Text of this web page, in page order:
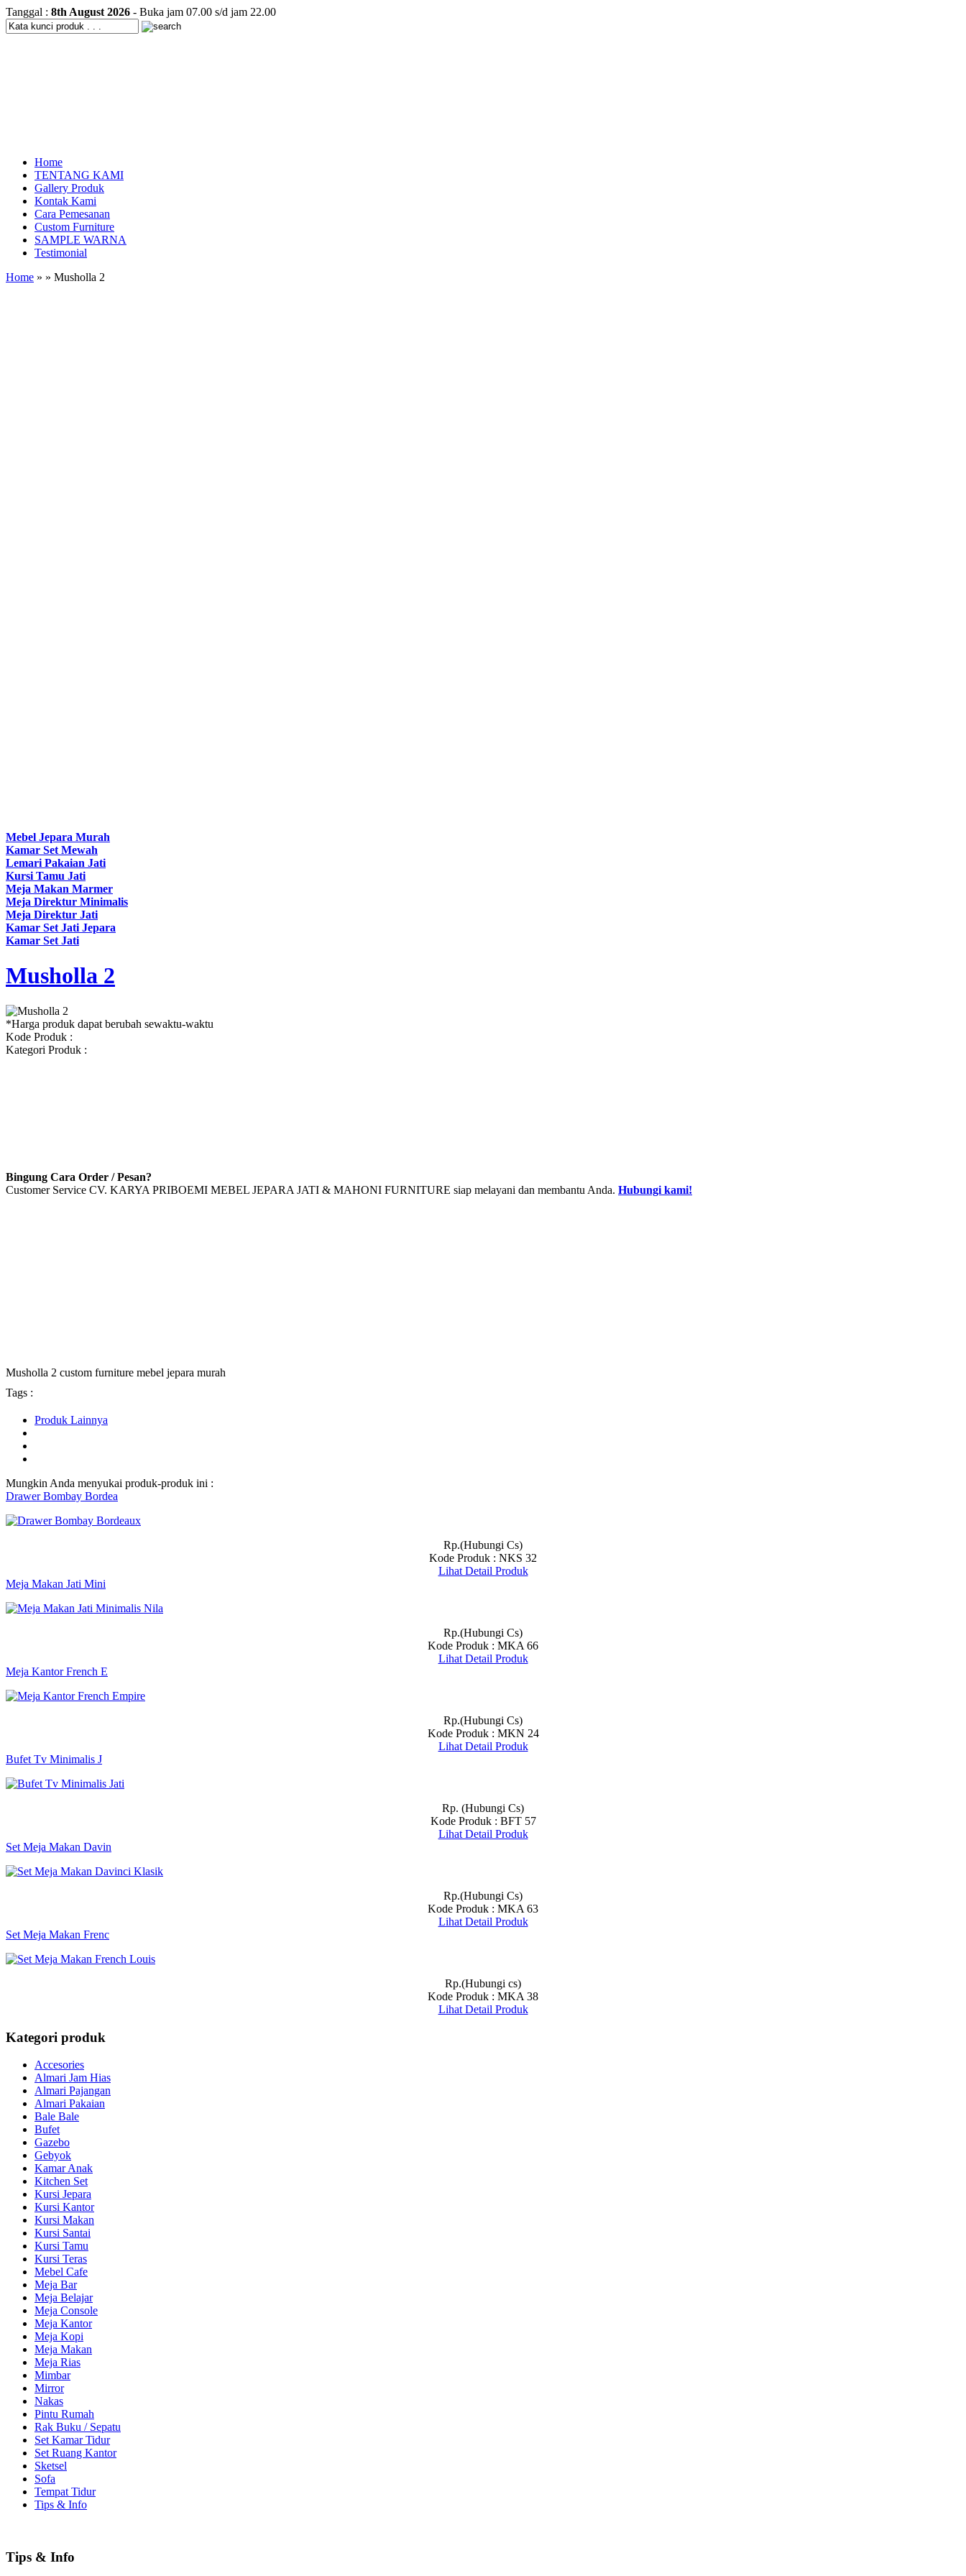
Tanggal : 8th August 2026 - Buka jam 07.00 s/d jam 22.00
Home
TENTANG KAMI
Gallery Produk
Kontak Kami
Cara Pemesanan
Custom Furniture
SAMPLE WARNA
Testimonial
Home » » Musholla 2
Mebel Jepara Murah
Kamar Set Mewah
Lemari Pakaian Jati
Kursi Tamu Jati
Meja Makan Marmer
Meja Direktur Minimalis
Meja Direktur Jati
Kamar Set Jati Jepara
Kamar Set Jati
Musholla 2
*Harga produk dapat berubah sewaktu-waktu
Kode Produk :
Kategori Produk :
Bingung Cara Order / Pesan?
Customer Service CV. KARYA PRIBOEMI MEBEL JEPARA JATI & MAHONI FURNITURE siap melayani dan membantu Anda. Hubungi kami!
Musholla 2 custom furniture mebel jepara murah
Tags :
Produk Lainnya
Mungkin Anda menyukai produk-produk ini :
Drawer Bombay Bordea
Rp.(Hubungi Cs)
Kode Produk : NKS 32
Lihat Detail Produk
Meja Makan Jati Mini
Rp.(Hubungi Cs)
Kode Produk : MKA 66
Lihat Detail Produk
Meja Kantor French E
Rp.(Hubungi Cs)
Kode Produk : MKN 24
Lihat Detail Produk
Bufet Tv Minimalis J
Rp. (Hubungi Cs)
Kode Produk : BFT 57
Lihat Detail Produk
Set Meja Makan Davin
Rp.(Hubungi Cs)
Kode Produk : MKA 63
Lihat Detail Produk
Set Meja Makan Frenc
Rp.(Hubungi cs)
Kode Produk : MKA 38
Lihat Detail Produk
Kategori produk
Accesories
Almari Jam Hias
Almari Pajangan
Almari Pakaian
Bale Bale
Bufet
Gazebo
Gebyok
Kamar Anak
Kitchen Set
Kursi Jepara
Kursi Kantor
Kursi Makan
Kursi Santai
Kursi Tamu
Kursi Teras
Mebel Cafe
Meja Bar
Meja Belajar
Meja Console
Meja Kantor
Meja Kopi
Meja Makan
Meja Rias
Mimbar
Mirror
Nakas
Pintu Rumah
Rak Buku / Sepatu
Set Kamar Tidur
Set Ruang Kantor
Sketsel
Sofa
Tempat Tidur
Tips & Info
Tips & Info